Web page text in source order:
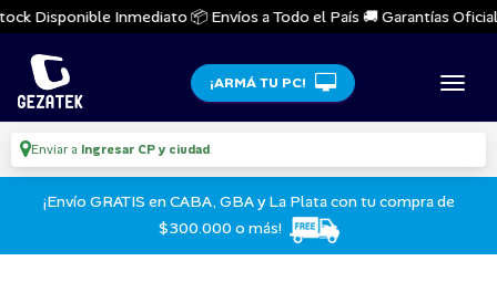
Disponible Inmediato 📦 Envíos a Todo el País 🚚 Garantías
¡ARMÁ TU PC!
Enviar a Ingresar CP y ciudad
¡Envío GRATIS en CABA, GBA y La Plata con tu compra de
$300.000 o más!